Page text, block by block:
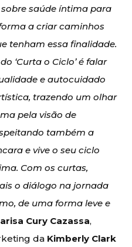
saúde íntima para
a criar caminhos
tenham essa finalidade.
‘Curta o Ciclo’ é falar
e autocuidado
trazendo um olhar
pela visão de
também a
e vive o seu ciclo
Com os curtas,
o diálogo na jornada
de uma forma leve e
Cury Cazassa,
da Kimberly Clark